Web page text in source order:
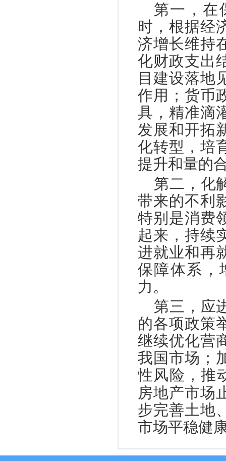
第一，在
时，根据经
济增长维持
化财政支出
目建设落地
作用；货币
具，精准滴
发展和开拓
化转型，培
提升和量的
第二，化
带来的不利
特别是消费
起来，持续
进就业和再
保障体系，
力。
第三，应
的各项政策
继续优化营
我国市场；
性风险，推
房地产市场
步完善土地
市场平稳健